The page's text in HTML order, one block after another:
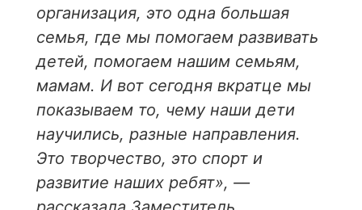
организация, это одна большая
семья, где мы помогаем развивать
детей, помогаем нашим семьям,
мамам. И вот сегодня вкратце мы
показываем то, чему наши дети
научились, разные направления.
Это творчество, это спорт и
развитие наших ребят», —